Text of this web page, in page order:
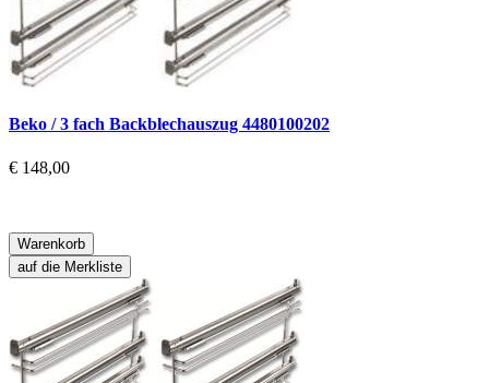
Beko / 3 fach Backblechauszug 4480100202
€ 148,00
Warenkorb
auf die Merkliste